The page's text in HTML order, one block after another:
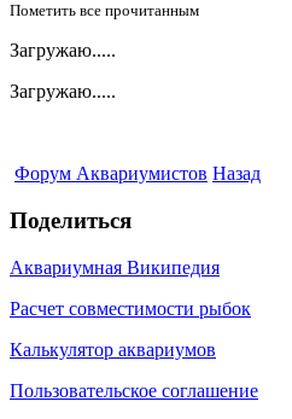
Пометить все прочитанным
Загружаю.....
Загружаю.....
Форум Аквариумистов Назад
Поделиться
Аквариумная Википедия
Расчет совместимости рыбок
Калькулятор аквариумов
Пользовательское соглашение